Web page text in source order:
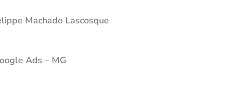
Machado Lascosque
Ads – MG